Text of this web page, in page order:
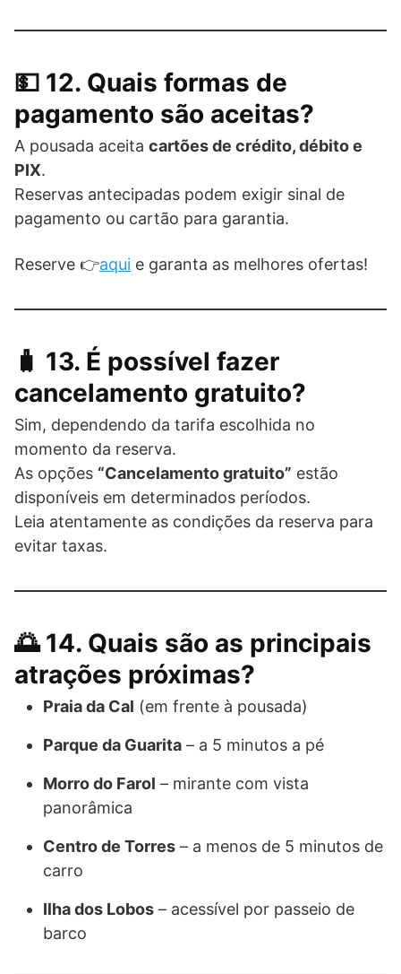
💵 12. Quais formas de
pagamento são aceitas?
A pousada aceita cartões de crédito, débito e
PIX.
Reservas antecipadas podem exigir sinal de
pagamento ou cartão para garantia.
Reserve 👉aqui e garanta as melhores ofertas!
🧳 13. É possível fazer
cancelamento gratuito?
Sim, dependendo da tarifa escolhida no
momento da reserva.
As opções “Cancelamento gratuito” estão
disponíveis em determinados períodos.
Leia atentamente as condições da reserva para
evitar taxas.
🌅 14. Quais são as principais
atrações próximas?
Praia da Cal (em frente à pousada)
Parque da Guarita – a 5 minutos a pé
Morro do Farol – mirante com vista
panorâmica
Centro de Torres – a menos de 5 minutos de
carro
Ilha dos Lobos – acessível por passeio de
barco